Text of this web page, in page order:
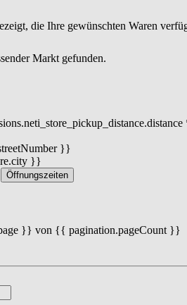
die Ihre gewünschten Waren
Markt gefunden.
}}
}}
Öffnungszeiten
}} von {{ pagination.pageCount }}